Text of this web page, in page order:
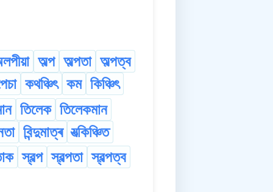
অল্প অল্পতা অল্পত্ব
কথঞ্চিৎ কম কিঞ্চিৎ
তিলেক তিলেকমান
বিন্দুমাত্ৰ যত্‍‍কিঞ্চিত
স্বল্প স্বল্পতা স্বল্পত্ব